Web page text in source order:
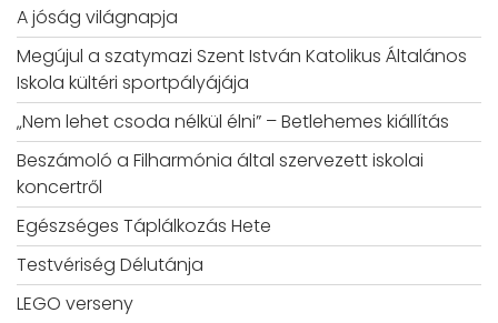
A jóság világnapja
Megújul a szatymazi Szent István Katolikus Általános
Iskola kültéri sportpályájája
„Nem lehet csoda nélkül élni” – Betlehemes kiállítás
Beszámoló a Filharmónia által szervezett iskolai
koncertről
Egészséges Táplálkozás Hete
Testvériség Délutánja
LEGO verseny